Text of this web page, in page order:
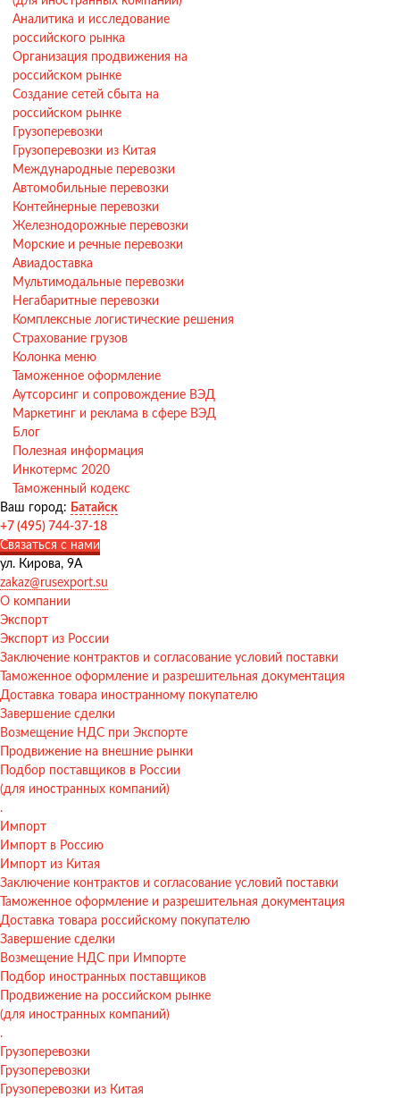
Аналитика и исследование
российского рынка
Организация продвижения на
российском рынке
Создание сетей сбыта на
российском рынке
Грузоперевозки
Грузоперевозки из Китая
Международные перевозки
Автомобильные перевозки
Контейнерные перевозки
Железнодорожные перевозки
Морские и речные перевозки
Авиадоставка
Мультимодальные перевозки
Негабаритные перевозки
Комплексные логистические решения
Страхование грузов
Колонка меню
Таможенное оформление
Аутсорсинг и сопровождение ВЭД
Маркетинг и реклама в сфере ВЭД
Блог
Полезная информация
Инкотермс 2020
Таможенный кодекс
Ваш город: Батайск
+7 (495) 744-37-18
Связаться с нами
ул. Кирова, 9А
zakaz@rusexport.su
О компании
Экспорт
Экспорт из России
Заключение контрактов и согласование условий поставки
Таможенное оформление и разрешительная документация
Доставка товара иностранному покупателю
Завершение сделки
Возмещение НДС при Экспорте
Продвижение на внешние рынки
Подбор поставщиков в России
(для иностранных компаний)
.
Импорт
Импорт в Россию
Импорт из Китая
Заключение контрактов и согласование условий поставки
Таможенное оформление и разрешительная документация
Доставка товара российскому покупателю
Завершение сделки
Возмещение НДС при Импорте
Подбор иностранных поставщиков
Продвижение на российском рынке
(для иностранных компаний)
.
Грузоперевозки
Грузоперевозки
Грузоперевозки из Китая